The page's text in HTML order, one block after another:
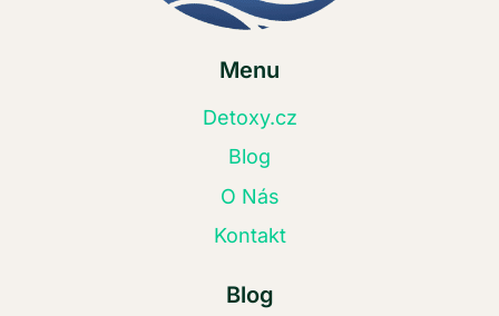
Menu
Detoxy.cz
Blog
O Nás
Kontakt
Blog